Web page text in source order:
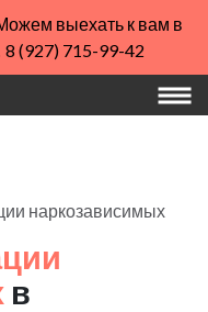
выехать к вам в
8 (927) 715-99-42
наркозависимых
в